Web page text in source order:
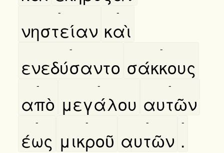
νηστείαν
-
καὶ
-
ενεδύσαντο
-
σάκκους
-
απὸ
-
μεγάλου
-
αυτῶν
-
έως
-
μικροῦ
-
αυτῶν
-
.
-